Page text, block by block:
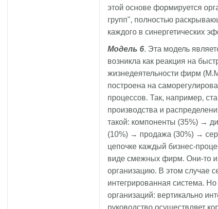
этой основе формируется
групп", полностью
каждого в синергетических
Модель 6. Эта модель
возникла как реакция на
жизнедеятельности фирм
построена на
процессов. Так, например,
производства и
такой: компоненты (35%) →
(10%) → продажа (30%) →
цепочке каждый бизнес-
виде смежных фирм. Они-то и
организацию. В этом случае
интегрированная система.
организаций: вертикально
руководство осуществляет